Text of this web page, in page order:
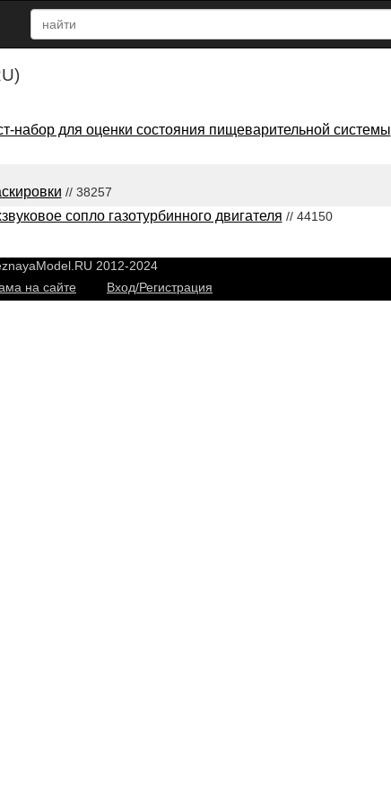
набор для оценки состояния пищеварительной системы
// 38257
сопло газотурбинного двигателя // 44150
2012-2024
на сайте Вход/Регистрация